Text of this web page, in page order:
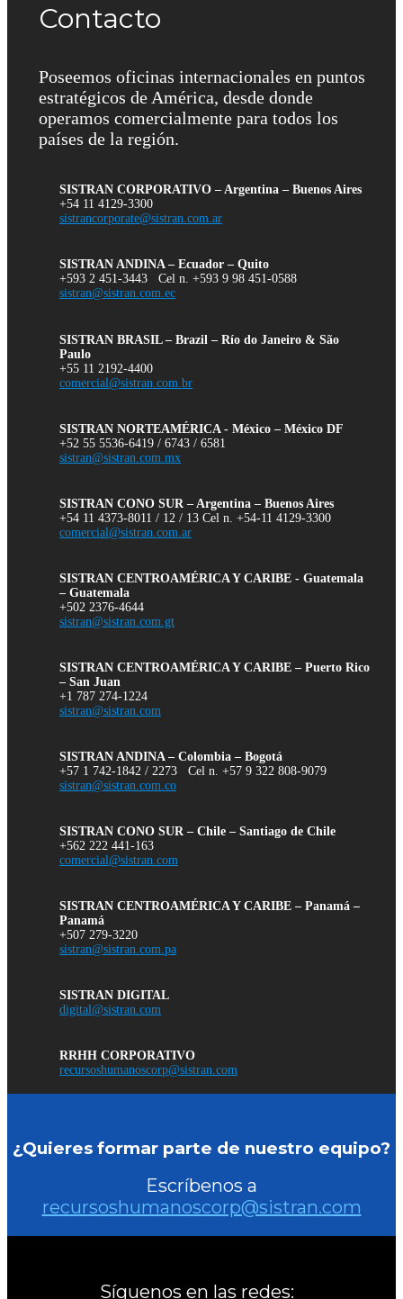
Contacto
Poseemos oficinas internacionales en puntos
estratégicos de América, desde donde
operamos comercialmente para todos los
países de la región.
SISTRAN CORPORATIVO – Argentina – Buenos Aires
+54 11 4129-3300
sistrancorporate@sistran.com.ar
SISTRAN ANDINA – Ecuador – Quito
+593 2 451-3443 Cel n. +593 9 98 451-0588
sistran@sistran.com.ec
SISTRAN BRASIL – Brazil – Río do Janeiro & São
Paulo
+55 11 2192-4400
comercial@sistran.com.br
SISTRAN NORTEAMÉRICA - México – México DF
+52 55 5536-6419 / 6743 / 6581
sistran@sistran.com.mx
SISTRAN CONO SUR – Argentina – Buenos Aires
+54 11 4373-8011 / 12 / 13 Cel n. +54-11 4129-3300
comercial@sistran.com.ar
SISTRAN CENTROAMÉRICA Y CARIBE - Guatemala
– Guatemala
+502 2376-4644
sistran@sistran.com.gt
SISTRAN CENTROAMÉRICA Y CARIBE – Puerto Rico
– San Juan
+1 787 274-1224
sistran@sistran.com
SISTRAN ANDINA – Colombia – Bogotá
+57 1 742-1842 / 2273 Cel n. +57 9 322 808-9079
sistran@sistran.com.co
SISTRAN CONO SUR – Chile – Santiago de Chile
+562 222 441-163
comercial@sistran.com
SISTRAN CENTROAMÉRICA Y CARIBE – Panamá –
Panamá
+507 279-3220
sistran@sistran.com.pa
SISTRAN DIGITAL
digital@sistran.com
RRHH CORPORATIVO
recursoshumanoscorp@sistran.com
¿Quieres formar parte de nuestro equipo?
Escríbenos a
recursoshumanoscorp@sistran.com
Síguenos en las redes: